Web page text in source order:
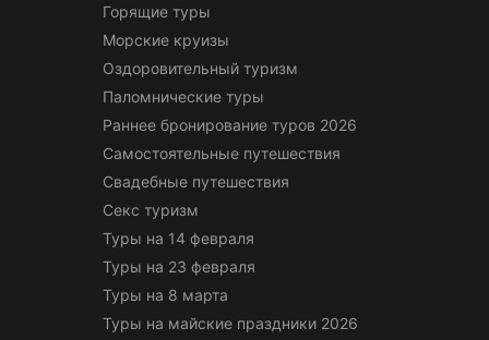
Горящие туры
Морские круизы
Оздоровительный туризм
Паломнические туры
Раннее бронирование туров 2026
Самостоятельные путешествия
Свадебные путешествия
Секс туризм
Туры на 14 февраля
Туры на 23 февраля
Туры на 8 марта
Туры на майские праздники 2026